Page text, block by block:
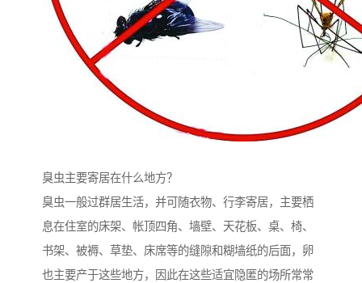
臭虫主要寄居在什么地方？
臭虫一般过群居生活，并可随衣物、行李寄居，主要栖
息在住室的床架、帐顶四角、墙壁、天花板、桌、椅、
书架、被褥、草垫、床席等的缝隙和糊墙纸的后面，卵
也主要产于这些地方，因此在这些适宜隐匿的场所常常